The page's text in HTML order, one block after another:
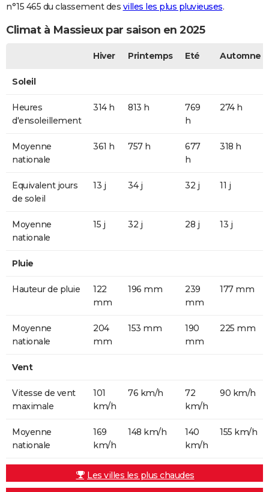
n°15 465 du classement des villes les plus pluvieuses.
Climat à Massieux par saison en 2025
Hiver Printemps Eté Automne
Soleil
Heures
d'ensoleillement
314 h 813 h
769
h
274 h
Moyenne
nationale
361 h 757 h
677
h
318 h
Equivalent jours
de soleil
13 j 34 j 32 j 11 j
Moyenne
nationale
15 j 32 j 28 j 13 j
Pluie
Hauteur de pluie
122
mm
196 mm
239
mm
177 mm
Moyenne
nationale
204
mm
153 mm
190
mm
225 mm
Vent
Vitesse de vent
maximale
101
km/h
76 km/h
72
km/h
90 km/h
Moyenne
nationale
169
km/h
148 km/h
140
km/h
155 km/h
Les villes les plus chaudes